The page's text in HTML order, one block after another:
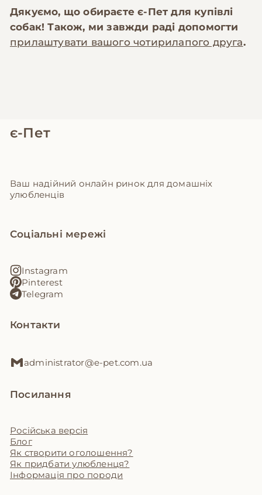
Дякуємо, що обираєтеє-Пет для купівлі
собак! Також, ми завжди раді допомогти
прилаштувати вашого чотирилапого друга.
є-Пет
Ваш надійний онлайн ринок для домашніх
улюбленців
Соціальні мережі
Instagram
Pinterest
Telegram
Контакти
administrator@e-pet.com.ua
Посилання
Російська версія
Блог
Як створити оголошення?
Як придбати улюбленця?
Інформація про породи